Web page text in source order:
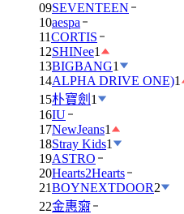
09SEVENTEEN
10aespa
11CORTIS
12SHINee1
13BIGBANG1
14ALPHA DRIVE ONE)1
15朴寶劍 1
16IU
17NewJeans1
18Stray Kids1
19ASTRO
20Hearts2Hearts
21BOYNEXTDOOR2
22金惠奫